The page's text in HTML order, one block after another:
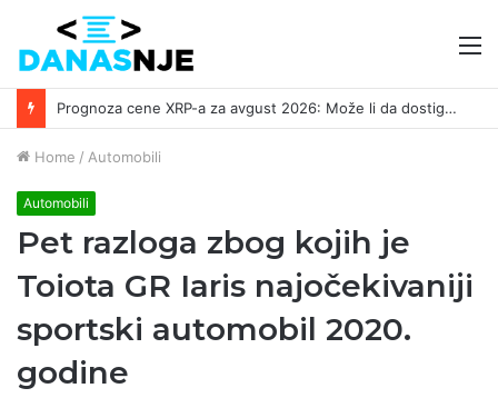
Prognoza cene XRP-a za avgust 2026: Može li da dostigne 1,50 dolara? ￼
Home / Automobili
Automobili
Pet razloga zbog kojih je
Toiota GR Iaris najočekivaniji
sportski automobil 2020.
godine